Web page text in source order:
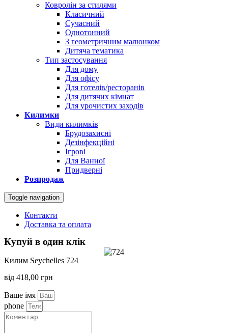
Ковролін за стилями
Класичний
Сучасний
Однотонний
З геометричним малюнком
Дитяча тематика
Тип застосування
Для дому
Для офісу
Для готелів/ресторанів
Для дитячих кімнат
Для урочистих заходів
Килимки
Види килимків
Брудозахисні
Дезінфекційні
Ігрові
Для Ванної
Придверні
Розпродаж
Toggle navigation
Контакти
Доставка та оплата
Купуй в один клік
Килим Seychelles 724
від 418,00 грн
Ваше імя
phone